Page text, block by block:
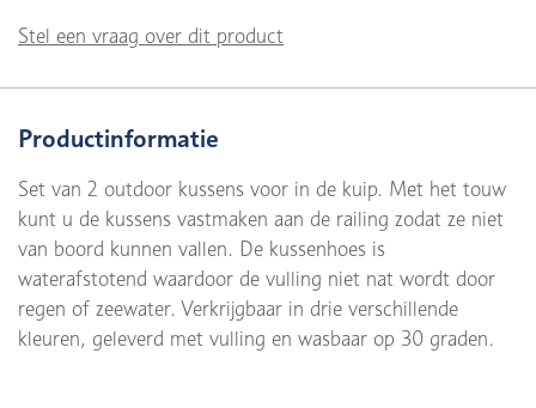
Stel een vraag over dit product
Productinformatie
Set van 2 outdoor kussens voor in de kuip. Met het touw
kunt u de kussens vastmaken aan de railing zodat ze niet
van boord kunnen vallen. De kussenhoes is
waterafstotend waardoor de vulling niet nat wordt door
regen of zeewater. Verkrijgbaar in drie verschillende
kleuren, geleverd met vulling en wasbaar op 30 graden.